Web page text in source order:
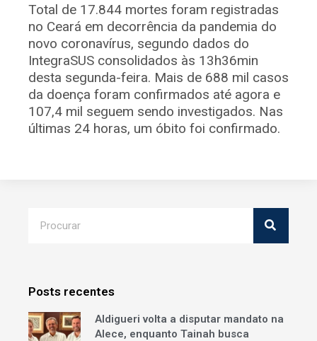
Total de 17.844 mortes foram registradas
no Ceará em decorrência da pandemia do
novo coronavírus, segundo dados do
IntegraSUS consolidados às 13h36min
desta segunda-feira. Mais de 688 mil casos
da doença foram confirmados até agora e
107,4 mil seguem sendo investigados. Nas
últimas 24 horas, um óbito foi confirmado.
Posts recentes
Aldigueri volta a disputar mandato na
Alece, enquanto Tainah busca